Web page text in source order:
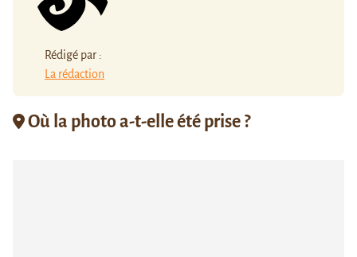
Rédigé par :
La rédaction
Où la photo a-t-elle été prise ?